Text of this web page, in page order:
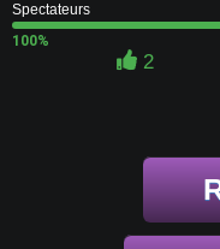
Spectateurs
100%
2